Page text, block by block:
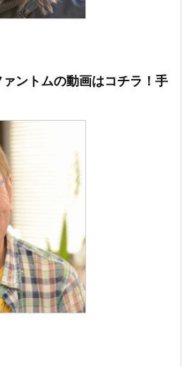
ントムの動画はコチラ！手